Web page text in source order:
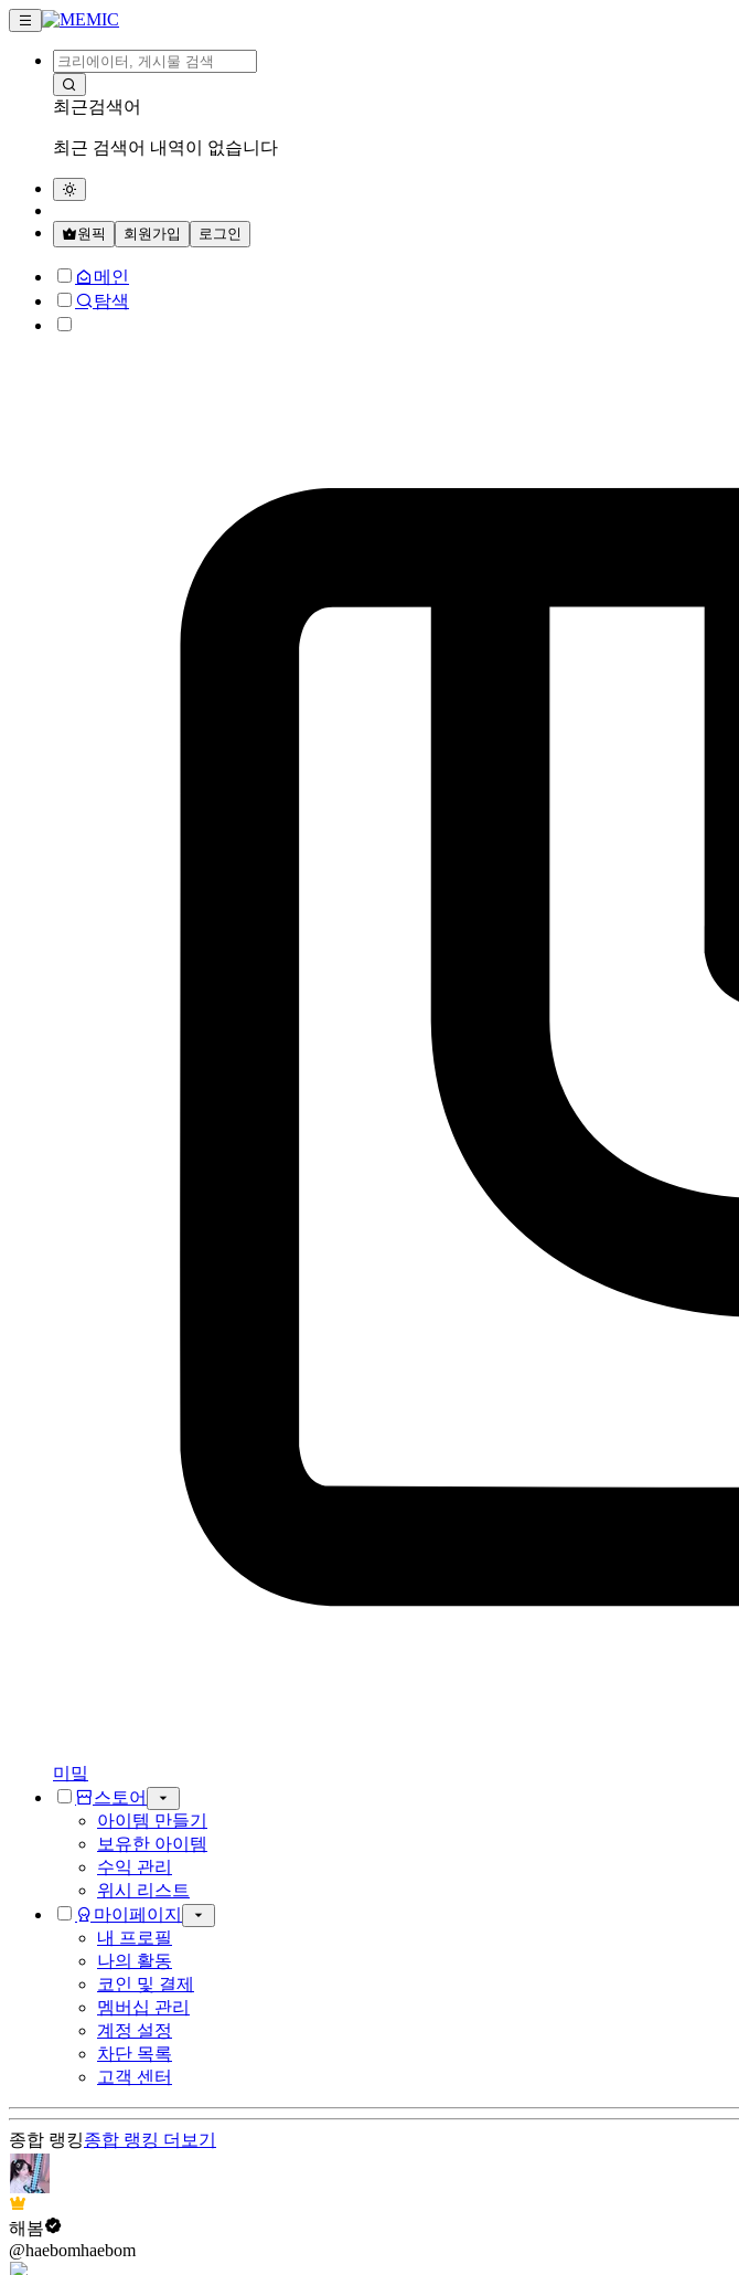
최근검색어
최근 검색어 내역이 없습니다
원픽 회원가입 로그인
메인
탐색
미밐
스토어
아이템 만들기
보유한 아이템
수익 관리
위시 리스트
마이페이지
내 프로필
나의 활동
코인 및 결제
멤버십 관리
계정 설정
차단 목록
고객 센터
종합 랭킹종합 랭킹 더보기
해봄
@haebomhaebom